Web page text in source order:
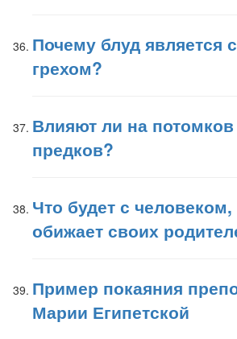
Почему блуд является
грехом?
Влияют ли на потомков
предков?
Что будет с
обижает своих
Пример покаяния
Марии Египетской